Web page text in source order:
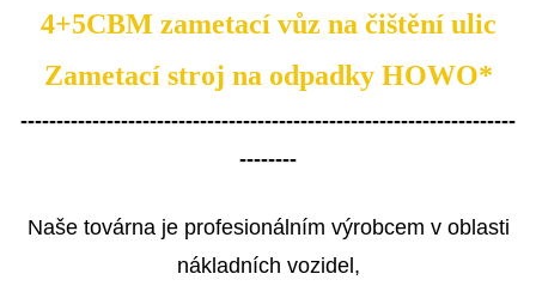
4+5CBM zametací vůz na čištění ulic
Zametací stroj na odpadky HOWO*
---------------------------------------------------------------------
--------
Naše továrna je profesionálním výrobcem v oblasti
nákladních vozidel,